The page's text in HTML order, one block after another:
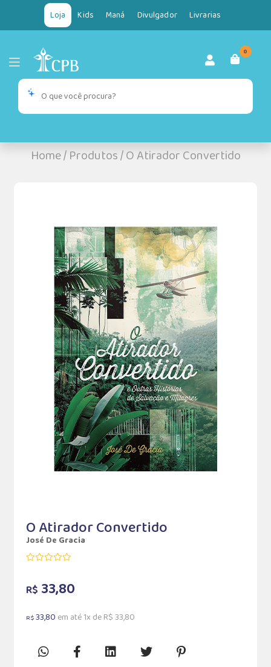
Loja Kids Maná Divulgador Livrarias
0
Home/Produtos/O Atirador Convertido
O Atirador Convertido
José De Gracia
R$ 33,80
R$33,80 em até 1x de R$ 33,80